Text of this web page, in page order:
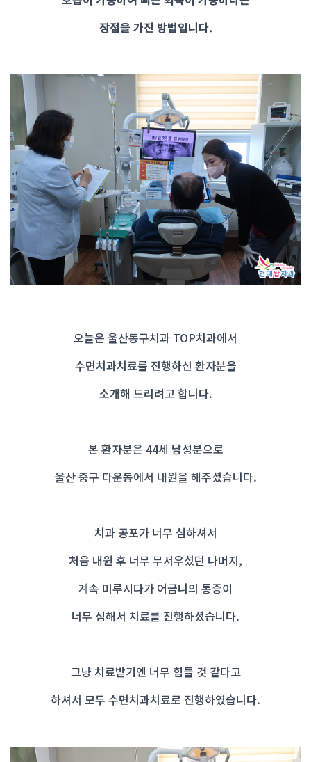
장점을 가진 방법입니다.
오늘은 울산동구치과 TOP치과에서
수면치과치료를 진행하신 환자분을
소개해 드리려고 합니다.
본 환자분은 44세 남성분으로
울산 중구 다운동에서 내원을 해주셨습니다.
치과 공포가 너무 심하셔서
처음 내원 후 너무 무서우셨던 나머지,
계속 미루시다가 어금니의 통증이
너무 심해서 치료를 진행하셨습니다.
그냥 치료받기엔 너무 힘들 것 같다고
하셔서 모두 수면치과치료로 진행하였습니다.